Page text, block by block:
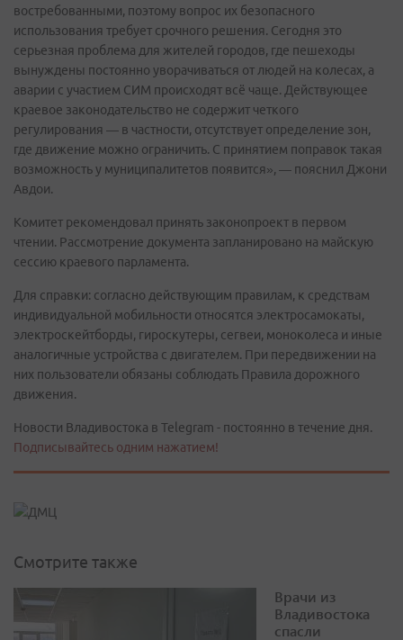
востребованными, поэтому вопрос их безопасного
использования требует срочного решения. Сегодня это
серьезная проблема для жителей городов, где пешеходы
вынуждены постоянно уворачиваться от людей на колесах, а
аварии с участием СИМ происходят всё чаще. Действующее
краевое законодательство не содержит четкого
регулирования — в частности, отсутствует определение зон,
где движение можно ограничить. С принятием поправок такая
возможность у муниципалитетов появится», — пояснил Джони
Авдои.
Комитет рекомендовал принять законопроект в первом
чтении. Рассмотрение документа запланировано на майскую
сессию краевого парламента.
Для справки: согласно действующим правилам, к средствам
индивидуальной мобильности относятся электросамокаты,
электроскейтборды, гироскутеры, сегвеи, моноколеса и иные
аналогичные устройства с двигателем. При передвижении на
них пользователи обязаны соблюдать Правила дорожного
движения.
Новости Владивостока в Telegram - постоянно в течение дня.
Подписывайтесь одним нажатием!
Смотрите также
Врачи из
Владивостока
спасли